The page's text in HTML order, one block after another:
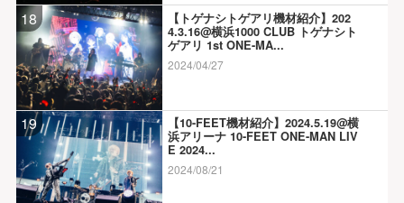
18
【トゲナシトゲアリ機材紹介】202
4.3.16@横浜1000 CLUB トゲナシト
ゲアリ 1st ONE-MA...
2024/04/27
19
【10-FEET機材紹介】2024.5.19@横
浜アリーナ 10-FEET ONE-MAN LIV
E 2024...
2024/08/21